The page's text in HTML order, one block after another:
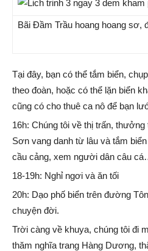
Bãi Đầm Trầu hoang hoang sơ,
Tại đây, bạn có thể tắm biển,
theo đoàn, hoặc có thể lặn biển
cũng có cho thuê ca nô để bạn
16h: Chúng tôi về thị trấn,
Sơn vang danh từ lâu và tắm
cầu cảng, xem người dân câu
18-19h: Nghỉ ngơi và ăn tối
20h: Dạo phố biển trên đường
chuyện đời.
Trời càng về khuya, chúng tôi đi
thăm nghĩa trang Hàng Dương,